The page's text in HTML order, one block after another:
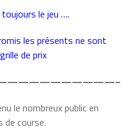
le jeu ….
les présents ne sont
de prix
le nombreux public en
de course.